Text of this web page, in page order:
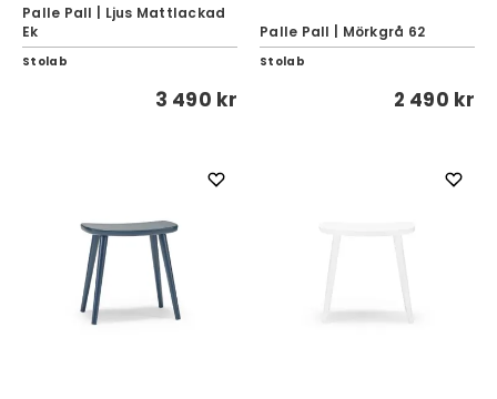
Palle Pall | Ljus Mattlackad
Ek
Stolab
3 490 kr
Palle Pall | Mörkgrå 62
Stolab
2 490 kr